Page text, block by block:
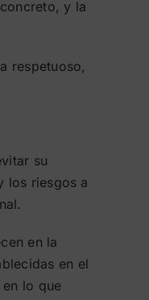
y la
respetuoso,
su
los riesgos a
en la
en el
lo que